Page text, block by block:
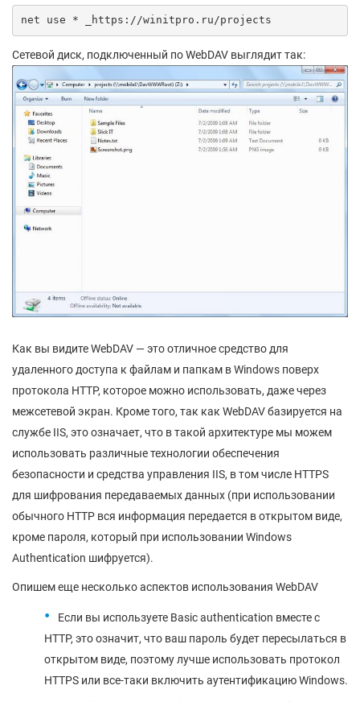
net use * _https://winitpro.ru/projects
Сетевой диск, подключенный по WebDAV выглядит так:
Как вы видите WebDAV — это отличное средство для
удаленного доступа к файлам и папкам в Windows поверх
протокола HTTP, которое можно использовать, даже через
межсетевой экран. Кроме того, так как WebDAV базируется на
службе IIS, это означает, что в такой архитектуре мы можем
использовать различные технологии обеспечения
безопасности и средства управления IIS, в том числе HTTPS
для шифрования передаваемых данных (при использовании
обычного HTTP вся информация передается в открытом виде,
кроме пароля, который при использовании Windows
Authentication шифруется).
Опишем еще несколько аспектов использования WebDAV
Если вы используете Basic authentication вместе с
HTTP, это означит, что ваш пароль будет пересылаться в
открытом виде, поэтому лучше использовать протокол
HTTPS или все-таки включить аутентификацию Windows.